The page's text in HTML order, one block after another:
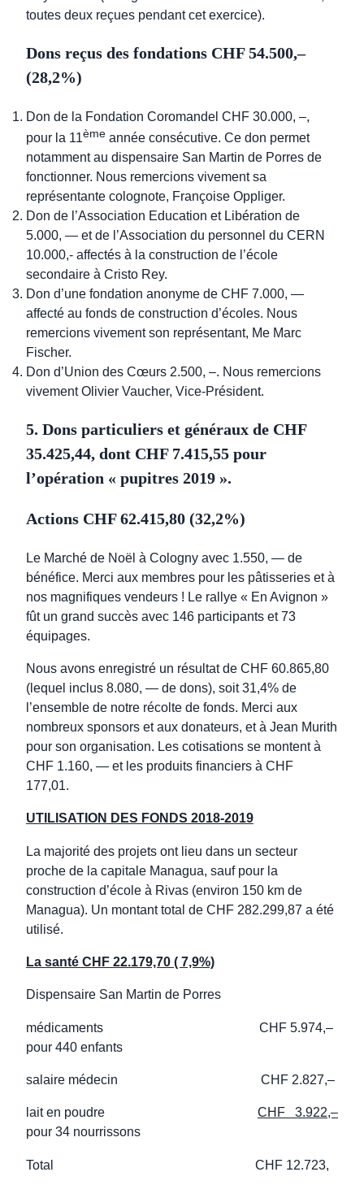
toutes deux reçues pendant cet exercice).
Dons reçus des fondations CHF 54.500,–
(28,2%)
Don de la Fondation Coromandel CHF 30.000, –,
pour la 11ème année consécutive. Ce don permet
notamment au dispensaire San Martin de Porres de
fonctionner. Nous remercions vivement sa
représentante colognote, Françoise Oppliger.
Don de l’Association Education et Libération de
5.000, — et de l’Association du personnel du CERN
10.000,- affectés à la construction de l’école
secondaire à Cristo Rey.
Don d’une fondation anonyme de CHF 7.000, —
affecté au fonds de construction d’écoles. Nous
remercions vivement son représentant, Me Marc
Fischer.
Don d’Union des Cœurs 2.500, –. Nous remercions
vivement Olivier Vaucher, Vice-Président.
5. Dons particuliers et généraux de CHF
35.425,44, dont CHF 7.415,55 pour
l’opération « pupitres 2019 ».
Actions CHF 62.415,80 (32,2%)
Le Marché de Noël à Cologny avec 1.550, — de
bénéfice. Merci aux membres pour les pâtisseries et à
nos magnifiques vendeurs ! Le rallye « En Avignon »
fût un grand succès avec 146 participants et 73
équipages.
Nous avons enregistré un résultat de CHF 60.865,80
(lequel inclus 8.080, — de dons), soit 31,4% de
l’ensemble de notre récolte de fonds. Merci aux
nombreux sponsors et aux donateurs, et à Jean Murith
pour son organisation. Les cotisations se montent à
CHF 1.160, — et les produits financiers à CHF
177,01.
UTILISATION DES FONDS 2018-2019
La majorité des projets ont lieu dans un secteur
proche de la capitale Managua, sauf pour la
construction d’école à Rivas (environ 150 km de
Managua). Un montant total de CHF 282.299,87 a été
utilisé.
La santé CHF 22.179,70 ( 7,9%)
Dispensaire San Martin de Porres
médicaments CHF 5.974,–
pour 440 enfants
salaire médecin CHF 2.827,–
lait en poudre CHF 3.922,–
pour 34 nourrissons
Total CHF 12.723,